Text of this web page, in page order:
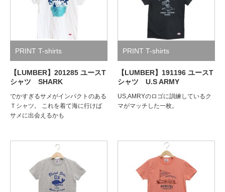
PRINT T-shirts
【LUMBER】201285 ユースT
シャツ SHARK
でかすぎるサメがインパクトのある
Ｔシャツ。 これを着て海に行けば
サメに出会えるかも
PRINT T-shirts
【LUMBER】191196 ユースT
シャツ U.S ARMY
US,AMRYのロゴに訓練しているク
マがマッチした一枚。